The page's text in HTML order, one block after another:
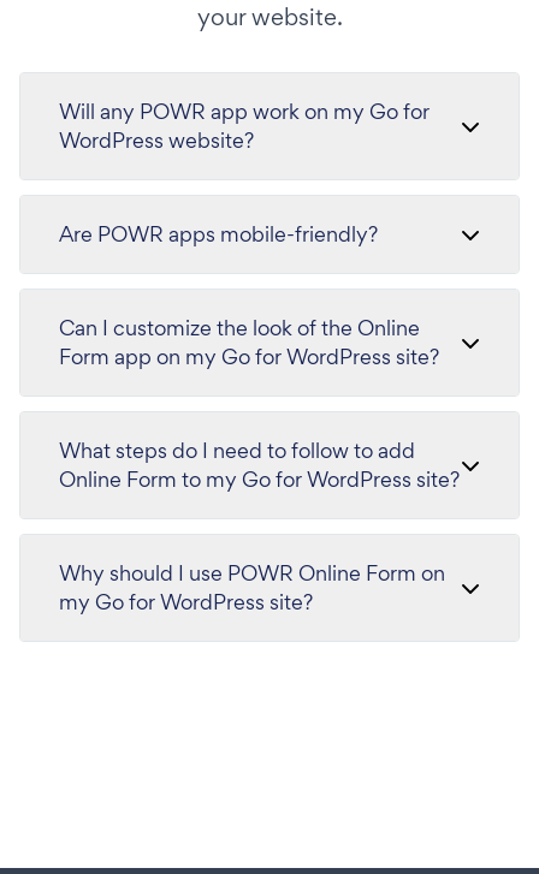
your website.
Will any POWR app work on my Go for
WordPress website?
Are POWR apps mobile-friendly?
Can I customize the look of the Online
Form app on my Go for WordPress site?
What steps do I need to follow to add
Online Form to my Go for WordPress site?
Why should I use POWR Online Form on
my Go for WordPress site?